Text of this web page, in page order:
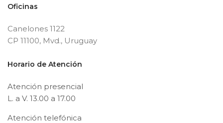
Oficinas
Canelones 1122
CP 11100, Mvd., Uruguay
Horario de Atención
Atención presencial
L. a V. 13.00 a 17.00
Atención telefónica